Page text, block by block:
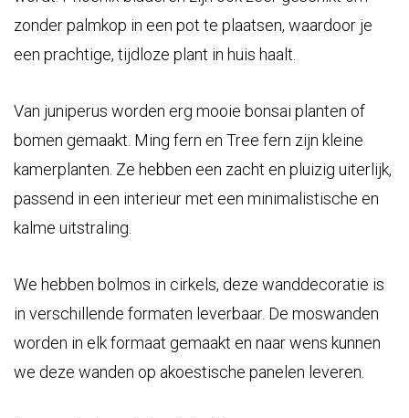
zonder palmkop in een pot te plaatsen, waardoor je
een prachtige, tijdloze plant in huis haalt.
Van juniperus worden erg mooie bonsai planten of
bomen gemaakt. Ming fern en Tree fern zijn kleine
kamerplanten. Ze hebben een zacht en pluizig uiterlijk,
passend in een interieur met een minimalistische en
kalme uitstraling.
We hebben bolmos in cirkels, deze wanddecoratie is
in verschillende formaten leverbaar. De moswanden
worden in elk formaat gemaakt en naar wens kunnen
we deze wanden op akoestische panelen leveren.